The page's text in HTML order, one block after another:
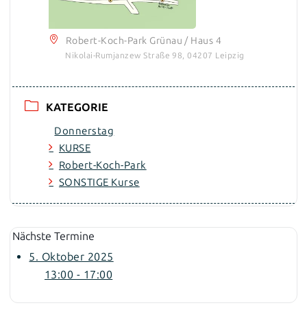
Robert-Koch-Park Grünau / Haus 4
Nikolai-Rumjanzew Straße 98, 04207 Leipzig
KATEGORIE
Donnerstag
KURSE
Robert-Koch-Park
SONSTIGE Kurse
Nächste Termine
5. Oktober 2025
13:00 - 17:00